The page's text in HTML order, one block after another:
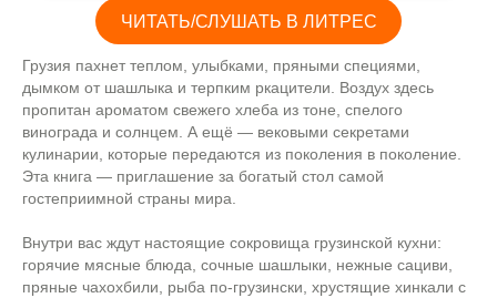
ЧИТАТЬ/СЛУШАТЬ В ЛИТРЕС
Грузия пахнет теплом, улыбками, пряными специями,
дымком от шашлыка и терпким ркацители. Воздух здесь
пропитан ароматом свежего хлеба из тоне, спелого
винограда и солнцем. А ещё — вековыми секретами
кулинарии, которые передаются из поколения в поколение.
Эта книга — приглашение за богатый стол самой
гостеприимной страны мира.
Внутри вас ждут настоящие сокровища грузинской кухни:
горячие мясные блюда, сочные шашлыки, нежные сациви,
пряные чахохбили, рыба по-грузински, хрустящие хинкали с